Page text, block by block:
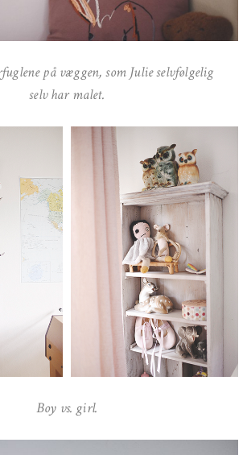
på væggen, som Julie selvfølgelig
selv har malet.
Boy vs. girl.